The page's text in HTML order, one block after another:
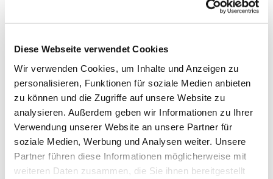
Diese Webseite verwendet Cookies
Wir verwenden Cookies, um Inhalte und Anzeigen zu
personalisieren, Funktionen für soziale Medien anbieten
zu können und die Zugriffe auf unsere Website zu
analysieren. Außerdem geben wir Informationen zu Ihrer
Verwendung unserer Website an unsere Partner für
soziale Medien, Werbung und Analysen weiter. Unsere
Partner führen diese Informationen möglicherweise mit
weiteren Daten zusammen, die Sie ihnen bereitgestellt
Siethener Str. 11, 14974 Ludwigsfelde